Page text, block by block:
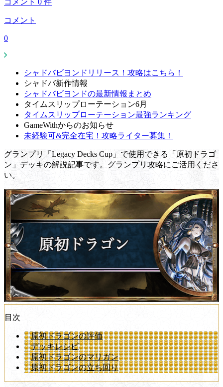
コメント
0
シャドバビヨンドリリース！攻略はこちら！
シャドバ新作情報
シャドバビヨンドの最新情報まとめ
タイムスリップローテーション6月
タイムスリップローテーション最強ランキング
GameWithからのお知らせ
未経験可&完全在宅！攻略ライター募集！
グランプリ「Legacy Decks Cup」で使用できる「原初ドラゴ
ン」デッキの解説記事です。グランプリ攻略にご活用くださ
い。
目次
原初ドラゴンの評価
デッキレシピ
原初ドラゴンのマリガン
原初ドラゴンの立ち回り